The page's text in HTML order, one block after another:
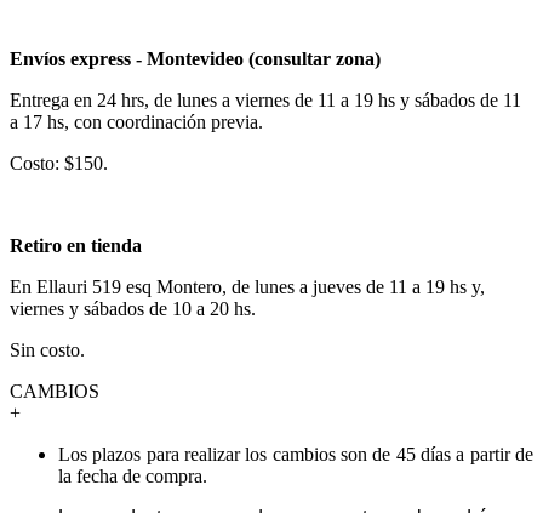
Envíos express - Montevideo (consultar zona)
Entrega en 24 hrs, de lunes a viernes de 11 a 19 hs y sábados de 11
a 17 hs, con coordinación previa.
Costo: $150.
Retiro en tienda
En Ellauri 519 esq Montero, de lunes a jueves de 11 a 19 hs y,
viernes y sábados de 10 a 20 hs.
Sin costo.
CAMBIOS
+
Los plazos para realizar los cambios son de 45 días a partir de
la fecha de compra.